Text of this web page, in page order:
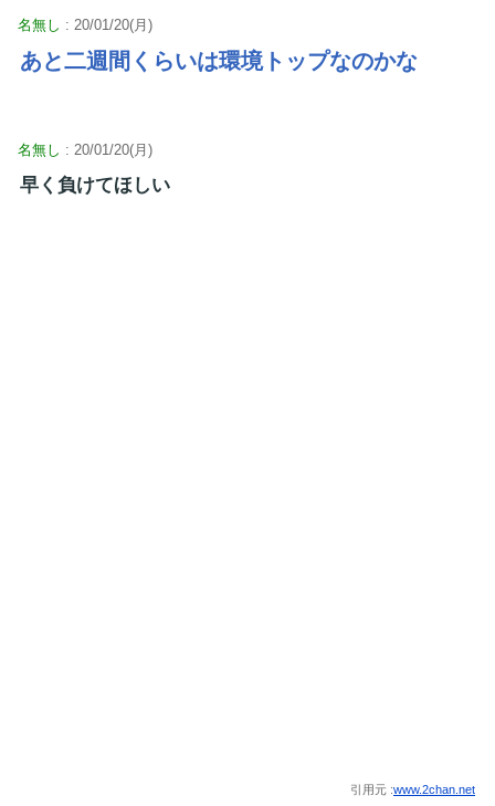
名無し : 20/01/20(月)
あと二週間くらいは環境トップなのかな
名無し : 20/01/20(月)
早く負けてほしい
引用元 :www.2chan.net